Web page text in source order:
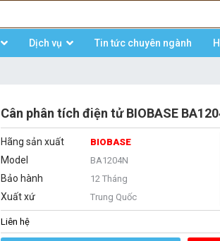
Dịch vụ Tin tức chuyên ngành
Cân phân tích điện tử BIOBASE
Hãng sản xuất BIOBASE
Model BA1204N
Bảo hành 12 Tháng
Xuất xứ Trung Quốc
Liên hệ